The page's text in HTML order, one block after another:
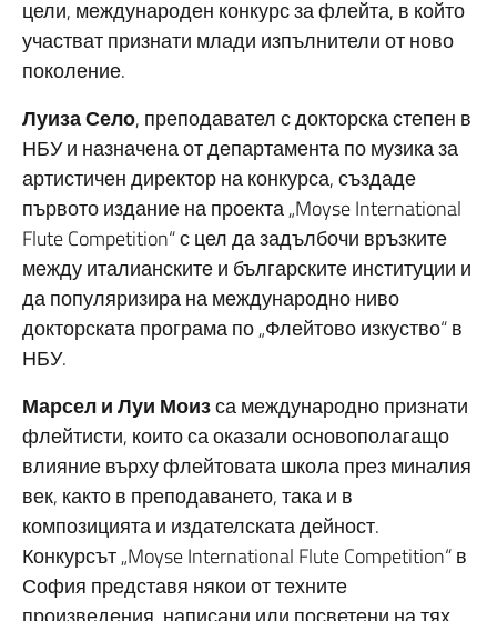
цели, международен конкурс за флейта, в който
участват признати млади изпълнители от ново
поколение.
Луиза Село, преподавател с докторска степен в
НБУ и назначена от департамента по музика за
артистичен директор на конкурса, създаде
първото издание на проекта „Moyse International
Flute Competition“ с цел да задълбочи връзките
между италианските и българските институции и
да популяризира на международно ниво
докторската програма по „Флейтово изкуство“ в
НБУ.
МарселиЛуи Моизса международно признати
флейтисти, които са оказали основополагащо
влияние върху флейтовата школа през миналия
век, както в преподаването, така и в
композицията и издателската дейност.
Конкурсът „Moyse International Flute Competition“ в
София представя някои от техните